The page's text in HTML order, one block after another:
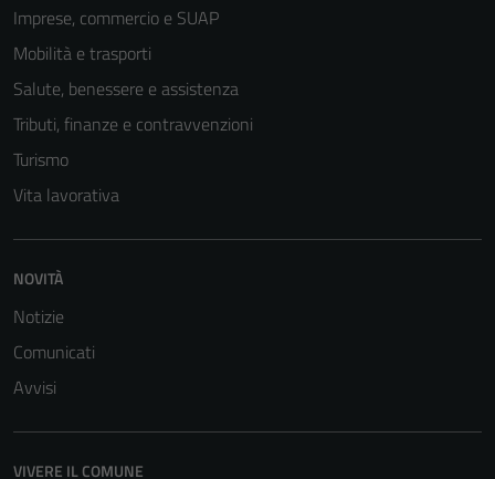
Imprese, commercio e SUAP
Mobilità e trasporti
Salute, benessere e assistenza
Tributi, finanze e contravvenzioni
Turismo
Vita lavorativa
NOVITÀ
Notizie
Comunicati
Avvisi
VIVERE IL COMUNE
Tecnici
essere